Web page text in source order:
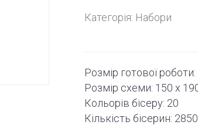
Категорія: Набори
Розмір готової роботи:
Розмір схеми: 150 x
Кольорів бісеру: 20
Кількість бісерин: